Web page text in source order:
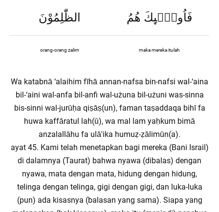
الظّٰلِمُوْنَ فَاُولٰۤىِٕكَ هُمُ
orang-orang zalim maka mereka itulah
Wa katabnā ‘alaihim fīhā annan-nafsa bin-nafsi wal-‘aina
bil-‘aini wal-anfa bil-anfi wal-użuna bil-użuni was-sinna
bis-sinni wal-jurūḥa qiṣāṣ(un), faman taṣaddaqa bihī fa
huwa kaffāratul lah(ū), wa mal lam yaḥkum bimā
anzalallāhu fa ulā'ika humuẓ-ẓālimūn(a).
ayat 45. Kami telah menetapkan bagi mereka (Bani Israil)
di dalamnya (Taurat) bahwa nyawa (dibalas) dengan
nyawa, mata dengan mata, hidung dengan hidung,
telinga dengan telinga, gigi dengan gigi, dan luka-luka
(pun) ada kisasnya (balasan yang sama). Siapa yang